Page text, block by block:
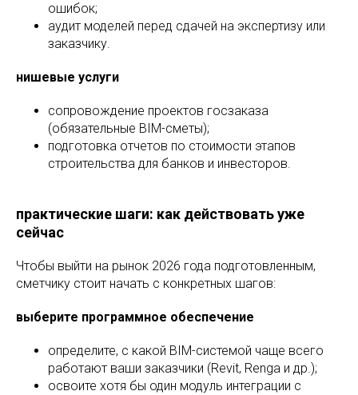
ошибок;
аудит моделей перед сдачей на экспертизу или
заказчику.
нишевые услуги
сопровождение проектов госзаказа
(обязательные BIM-сметы);
подготовка отчетов по стоимости этапов
строительства для банков и инвесторов.
практические шаги: как действовать уже
сейчас
Чтобы выйти на рынок 2026 года подготовленным,
сметчику стоит начать с конкретных шагов:
выберите программное обеспечение
определите, с какой BIM-системой чаще всего
работают ваши заказчики (Revit, Renga и др.);
освоите хотя бы один модуль интеграции с